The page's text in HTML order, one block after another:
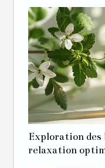
Exploration des
relaxation